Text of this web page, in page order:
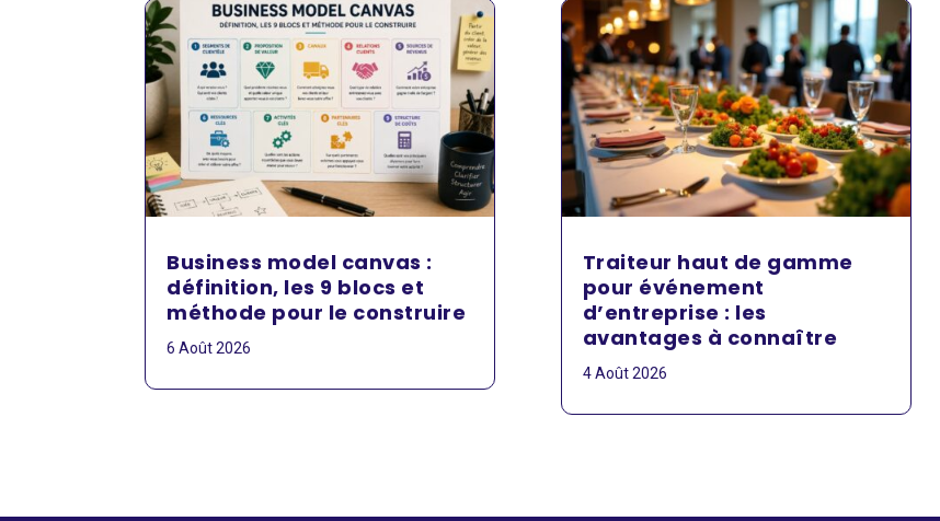
Business model canvas :
définition, les 9 blocs et
méthode pour le construire
6 Août 2026
Traiteur haut de gamme
pour événement
d’entreprise : les
avantages à connaître
4 Août 2026